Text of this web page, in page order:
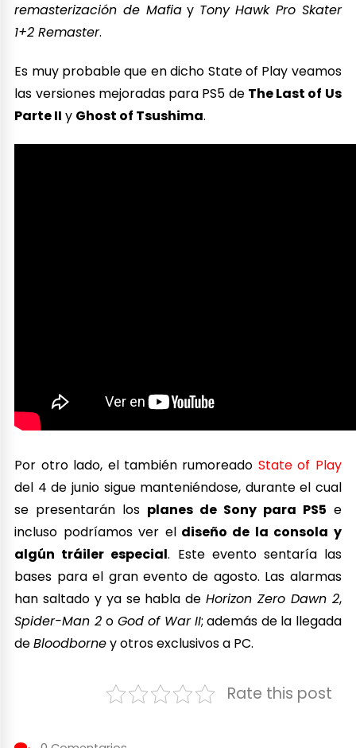
remasterización de Mafiay Tony Hawk Pro Skater
1+2 Remaster.
Es muy probable que en dicho State of Play veamos
las versiones mejoradas para PS5 de The Last of Us
Parte II y Ghost of Tsushima.
Por otro lado, el también rumoreado State of Play
del 4 de junio sigue manteniéndose, durante el cual
se presentarán los planes de Sony para PS5 e
incluso podríamos ver eldiseño de la consola y
algún tráiler especial. Este evento sentaría las
bases para el gran evento de agosto. Las alarmas
han saltado y ya se habla deHorizon Zero Dawn 2,
Spider-Man 2o God of War II; además de la llegada
deBloodborney otros exclusivos a PC.
Rate this post